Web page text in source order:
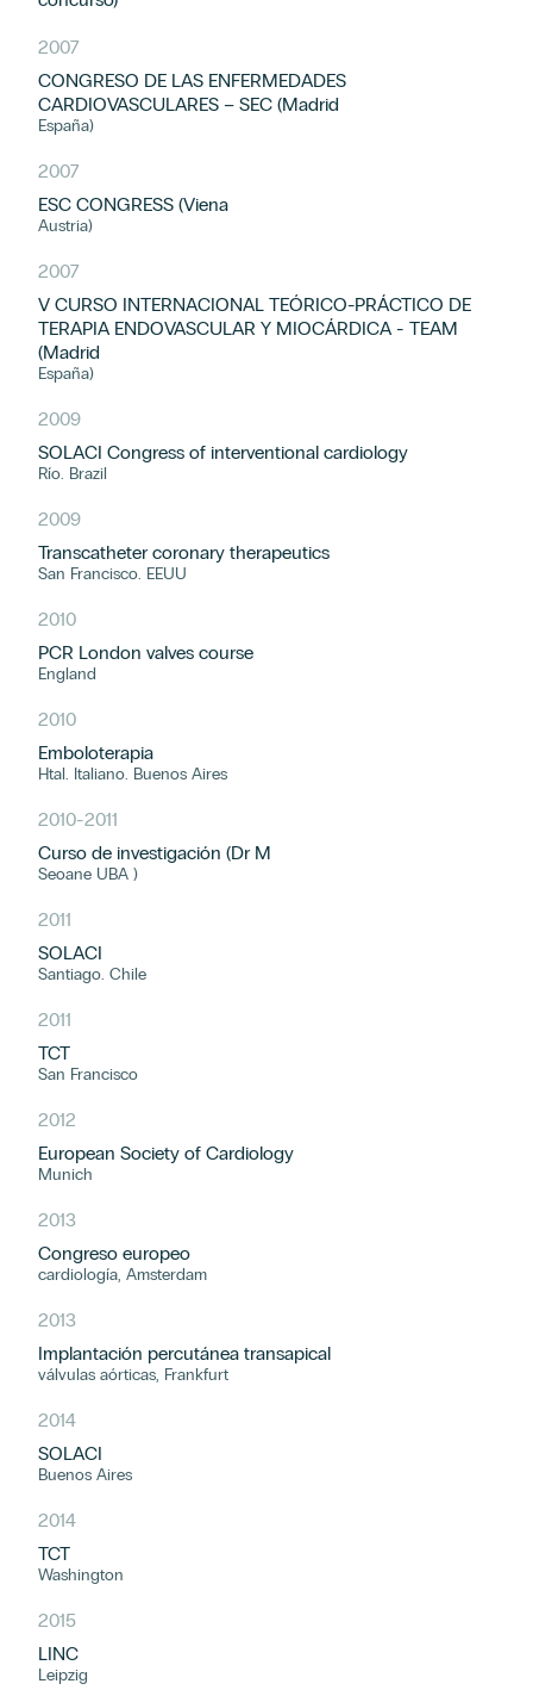
2007
CONGRESO DE LAS ENFERMEDADES
CARDIOVASCULARES – SEC (Madrid
España)
2007
ESC CONGRESS (Viena
Austria)
2007
V CURSO INTERNACIONAL TEÓRICO-PRÁCTICO DE
TERAPIA ENDOVASCULAR Y MIOCÁRDICA - TEAM
(Madrid
España)
2009
SOLACI Congress of interventional cardiology
Río. Brazil
2009
Transcatheter coronary therapeutics
San Francisco. EEUU
2010
PCR London valves course
England
2010
Emboloterapia
Htal. Italiano. Buenos Aires
2010-2011
Curso de investigación (Dr M
Seoane UBA )
2011
SOLACI
Santiago. Chile
2011
TCT
San Francisco
2012
European Society of Cardiology
Munich
2013
Congreso europeo
cardiología, Amsterdam
2013
Implantación percutánea transapical
válvulas aórticas, Frankfurt
2014
SOLACI
Buenos Aires
2014
TCT
Washington
2015
LINC
Leipzig